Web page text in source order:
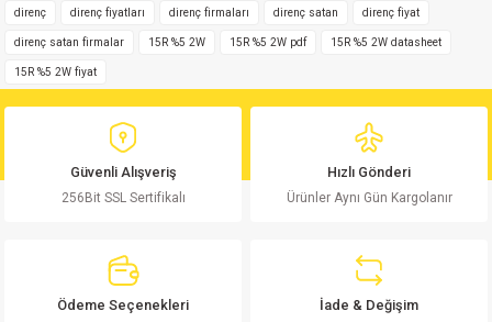
iletebilirsiniz.
Görüş ve önerileriniz için teşekkür ederiz.
Ürün resmi kalitesiz, bozuk veya görüntülenemiyor.
Ürün açıklamasında eksik bilgiler bulunuyor.
Ürün bilgilerinde hatalar bulunuyor.
Ürün fiyatı diğer sitelerden daha pahalı.
direnç
direnç fiyatları direnç firmaları direnç satan direnç fiyat
direnç satan firmalar 15R %5 2W 15R %5 2W pdf 15R %5 2W datasheet
15R %5 2W fiyat
Güvenli Alışveriş
256Bit SSL Sertifikalı
Hızlı Gönderi
Ürünler Aynı Gün Kargolanır
Ödeme Seçenekleri İade & Değişim